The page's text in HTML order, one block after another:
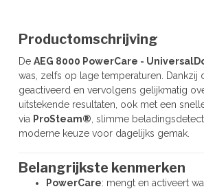
Productomschrijving
De AEG 8000 PowerCare -
was, zelfs op lage temperaturen.
geactiveerd en vervolgens gelijkmatig
uitstekende resultaten, ook met een
via ProSteam® , slimme
moderne keuze voor dagelijks gemak.
Belangrijkste kenmerken
PowerCare: mengt en activeert